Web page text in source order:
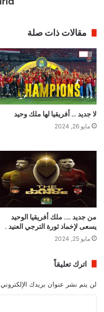
مقالات ذات صلة
لا جديد … أفريقيا لها ملك وحيد
مايو 26, 2024
من جديد …. ملك أفريقيا الوحيد
يسعى لإخماد ثورة الترجي العنيد .
مايو 25, 2024
اترك تعليقاً
لن يتم نشر عنوان بريدك